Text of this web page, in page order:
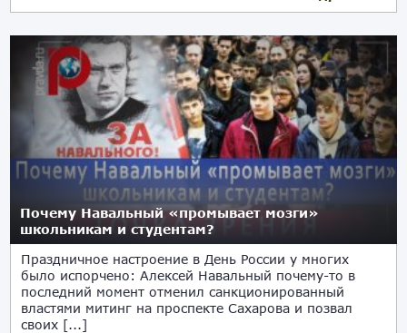
Почему Навальный «промывает мозги»
школьникам и студентам?
Праздничное настроение в День России у многих
было испорчено: Алексей Навальный почему-то в
последний момент отменил санкционированный
властями митинг на проспекте Сахарова и позвал
своих [...]